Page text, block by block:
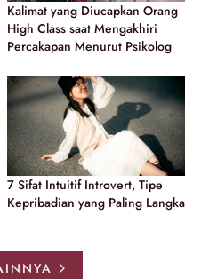
Kalimat yang Diucapkan Orang
High Class saat Mengakhiri
Percakapan Menurut Psikolog
7 Sifat Intuitif Introvert, Tipe
Kepribadian yang Paling Langka